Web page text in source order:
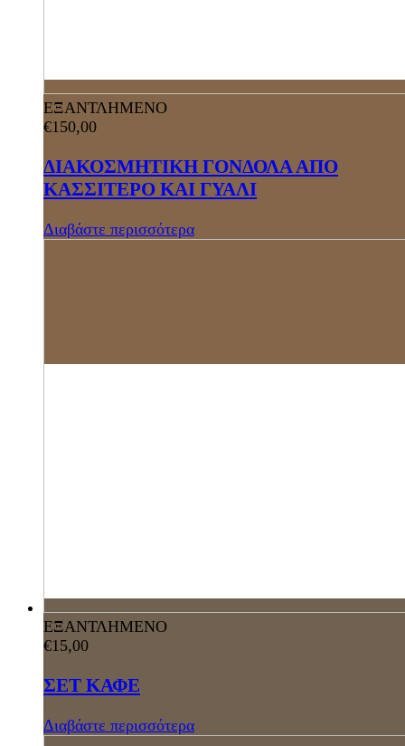
ΕΞΑΝΤΛΗΜΕΝΟ
€150,00
ΔΙΑΚΟΣΜΗΤΙΚΗ ΓΟΝΔΟΛΑ ΑΠΟ
ΚΑΣΣΙΤΕΡΟ ΚΑΙ ΓΥΑΛΙ
Διαβάστε περισσότερα
ΕΞΑΝΤΛΗΜΕΝΟ
€15,00
ΣΕΤ ΚΑΦΕ
Διαβάστε περισσότερα